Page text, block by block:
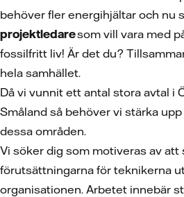
behöver fler energihjältar och nu
projektledaresom vill vara med
fossilfritt liv! Är det du?
hela samhället.
Då vi vunnit ett antal stora avtal i
Småland så behöver vi stärka
dessa områden.
Vi söker dig som motiveras av att
förutsättningarna för teknikerna
organisationen. Arbetet innebär